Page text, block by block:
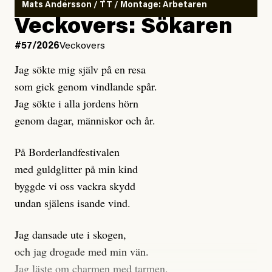
Kuhn och Sassarinis-McGowan hävdar att
Dagens ETC arbetar med ”opålitliga källor” för att
klickbete är inte intressant för Dagens ETC.
Journalistiken är låst. En klatschig men korrekt rubrik
gör förhoppningsvis att en nyfiken beställer
prenumeration, men den avslutas sekunder senare om
dessa granskningar på olika källor, alltifrån domar till
en mängd intervjupersoner, inklusive generös
möjlighet att bemöta för såväl personen vars motiv att
engagera sig i Palestinarörelsen ifrågasätts som de
grupper där Säpo-resursen samlade in uppgifter.
Researchen är grundlig.
Mats Andersson / TT / Montage: Arbetaren
Veckovers: Sökaren
#57/2026Veckovers
Jag sökte mig själv på en resa
som gick genom vindlande spår.
Jag sökte i alla jordens hörn
genom dagar, människor och år.
På Borderlandfestivalen
med guldglitter på min kind
byggde vi oss vackra skydd
undan själens isande vind.
Jag dansade ute i skogen,
och jag drogade med min vän.
Jag läste om charmen med tarmen.